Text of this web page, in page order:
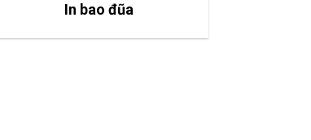
In bao đũa